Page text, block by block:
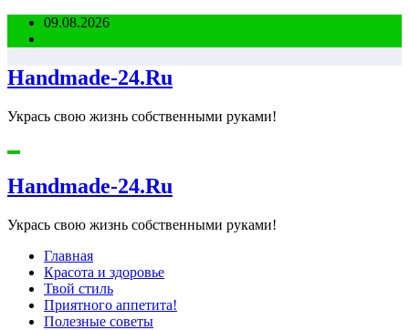
Перейти09.08.2026
Handmade-24.Ru
Укрась свою жизнь собственными руками!
Handmade-24.Ru
Укрась свою жизнь собственными руками!
Главная
Красота и здоровье
Твой стиль
Приятного аппетита!
Полезные советы